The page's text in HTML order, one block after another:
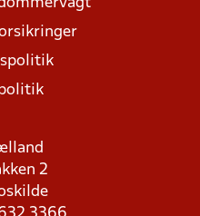
2